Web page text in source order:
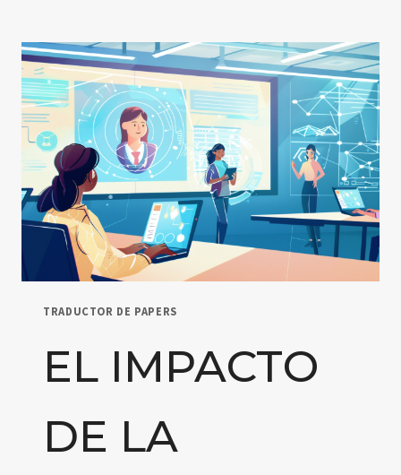
TRADUCTOR DE PAPERS
EL IMPACTO
DE LA